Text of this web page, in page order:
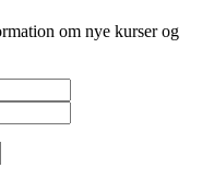
om nye kurser og